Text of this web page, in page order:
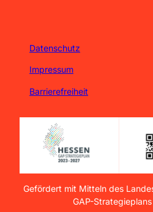
Datenschutz
Impressum
Barrierefreiheit
Gefördert mit Mitteln des
GAP-